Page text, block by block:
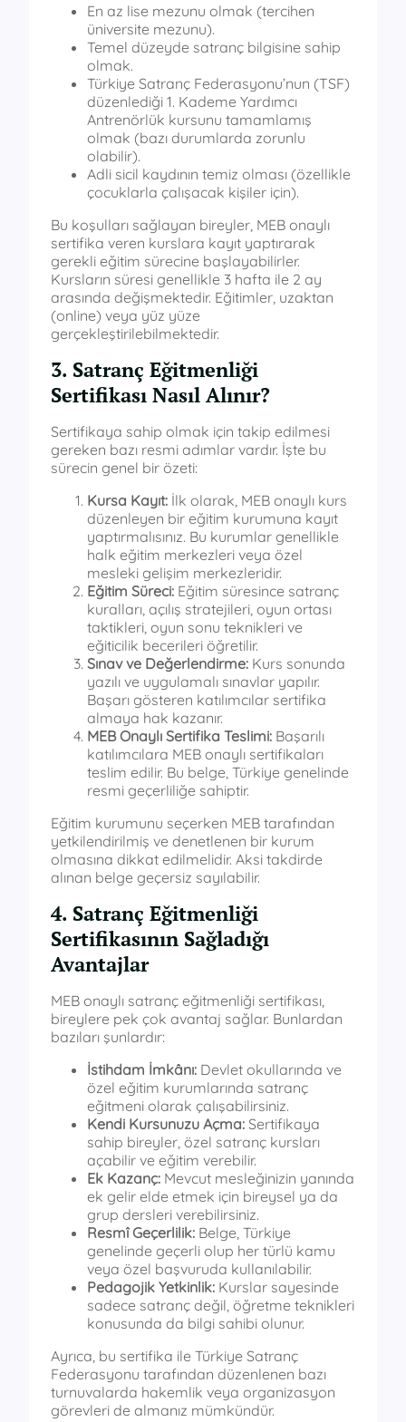
En az lise mezunu olmak (tercihen
üniversite mezunu).
Temel düzeyde satranç bilgisine sahip
olmak.
Türkiye Satranç Federasyonu’nun (TSF)
düzenlediği 1. Kademe Yardımcı
Antrenörlük kursunu tamamlamış
olmak (bazı durumlarda zorunlu
olabilir).
Adli sicil kaydının temiz olması (özellikle
çocuklarla çalışacak kişiler için).
Bu koşulları sağlayan bireyler, MEB onaylı
sertifika veren kurslara kayıt yaptırarak
gerekli eğitim sürecine başlayabilirler.
Kursların süresi genellikle 3 hafta ile 2 ay
arasında değişmektedir. Eğitimler, uzaktan
(online) veya yüz yüze
gerçekleştirilebilmektedir.
3. Satranç Eğitmenliği
Sertifikası Nasıl Alınır?
Sertifikaya sahip olmak için takip edilmesi
gereken bazı resmi adımlar vardır. İşte bu
sürecin genel bir özeti:
Kursa Kayıt: İlk olarak, MEB onaylı kurs
düzenleyen bir eğitim kurumuna kayıt
yaptırmalısınız. Bu kurumlar genellikle
halk eğitim merkezleri veya özel
mesleki gelişim merkezleridir.
Eğitim Süreci: Eğitim süresince satranç
kuralları, açılış stratejileri, oyun ortası
taktikleri, oyun sonu teknikleri ve
eğiticilik becerileri öğretilir.
Sınav ve Değerlendirme: Kurs sonunda
yazılı ve uygulamalı sınavlar yapılır.
Başarı gösteren katılımcılar sertifika
almaya hak kazanır.
MEB Onaylı Sertifika Teslimi: Başarılı
katılımcılara MEB onaylı sertifikaları
teslim edilir. Bu belge, Türkiye genelinde
resmi geçerliliğe sahiptir.
Eğitim kurumunu seçerken MEB tarafından
yetkilendirilmiş ve denetlenen bir kurum
olmasına dikkat edilmelidir. Aksi takdirde
alınan belge geçersiz sayılabilir.
4. Satranç Eğitmenliği
Sertifikasının Sağladığı
Avantajlar
MEB onaylı satranç eğitmenliği sertifikası,
bireylere pek çok avantaj sağlar. Bunlardan
bazıları şunlardır:
İstihdam İmkânı: Devlet okullarında ve
özel eğitim kurumlarında satranç
eğitmeni olarak çalışabilirsiniz.
Kendi Kursunuzu Açma: Sertifikaya
sahip bireyler, özel satranç kursları
açabilir ve eğitim verebilir.
Ek Kazanç: Mevcut mesleğinizin yanında
ek gelir elde etmek için bireysel ya da
grup dersleri verebilirsiniz.
Resmî Geçerlilik: Belge, Türkiye
genelinde geçerli olup her türlü kamu
veya özel başvuruda kullanılabilir.
Pedagojik Yetkinlik: Kurslar sayesinde
sadece satranç değil, öğretme teknikleri
konusunda da bilgi sahibi olunur.
Ayrıca, bu sertifika ile Türkiye Satranç
Federasyonu tarafından düzenlenen bazı
turnuvalarda hakemlik veya organizasyon
görevleri de almanız mümkündür.